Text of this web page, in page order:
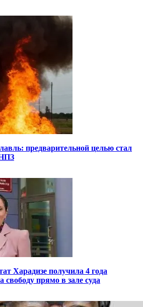
предварительной целью стал
Харадизе получила 4 года
прямо в зале суда